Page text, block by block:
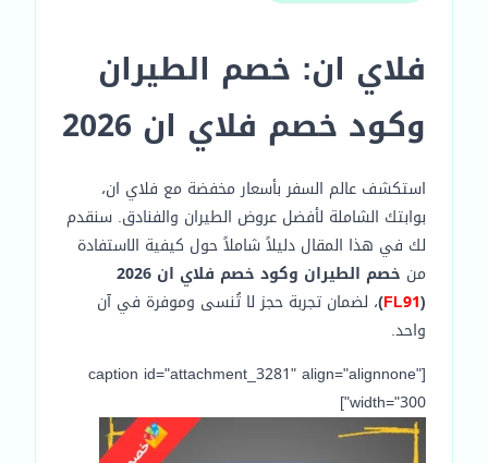
فلاي ان: خصم الطيران
وكود خصم فلاي ان 2026
استكشف عالم السفر بأسعار مخفضة مع فلاي ان،
بوابتك الشاملة لأفضل عروض الطيران والفنادق. سنقدم
لك في هذا المقال دليلاً شاملاً حول كيفية الاستفادة
من
خصم الطيران وكود خصم فلاي ان 2026
(
FL91
)، لضمان تجربة حجز لا تُنسى وموفرة في آن
واحد.
[caption id="attachment_3281" align="alignnone"
width="300"]